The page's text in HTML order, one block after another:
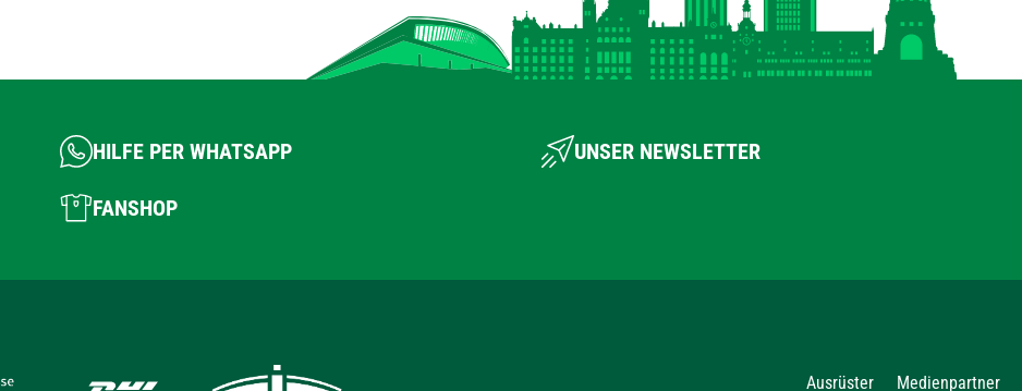
HILFE PER WHATSAPP UNSER NEWSLETTER
FANSHOP
Ausrüster
Medienpartner